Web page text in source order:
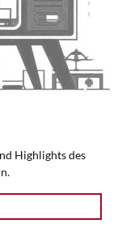
Highlights des